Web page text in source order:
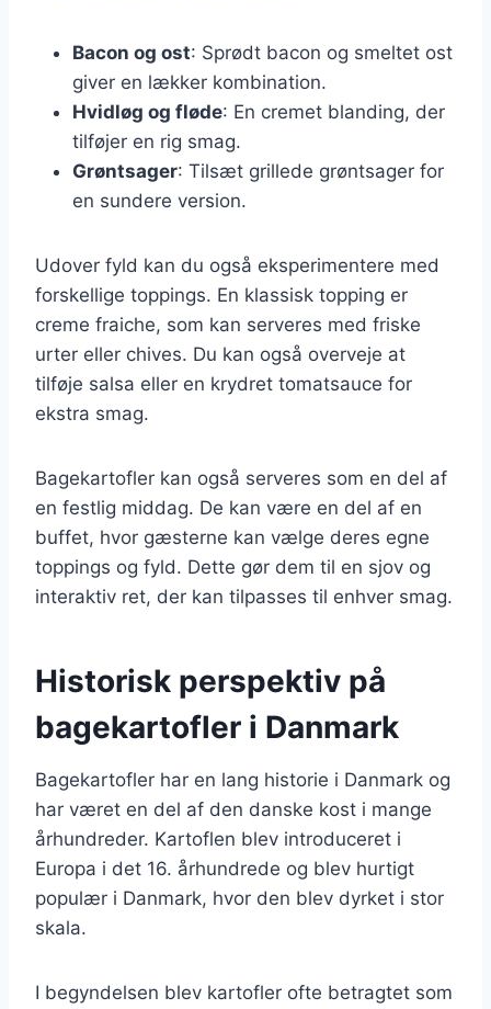
Bacon og ost: Sprødt bacon og smeltet ost
giver en lækker kombination.
Hvidløg og fløde: En cremet blanding, der
tilføjer en rig smag.
Grøntsager: Tilsæt grillede grøntsager for
en sundere version.
Udover fyld kan du også eksperimentere med
forskellige toppings. En klassisk topping er
creme fraiche, som kan serveres med friske
urter eller chives. Du kan også overveje at
tilføje salsa eller en krydret tomatsauce for
ekstra smag.
Bagekartofler kan også serveres som en del af
en festlig middag. De kan være en del af en
buffet, hvor gæsterne kan vælge deres egne
toppings og fyld. Dette gør dem til en sjov og
interaktiv ret, der kan tilpasses til enhver smag.
Historisk perspektiv på
bagekartofler i Danmark
Bagekartofler har en lang historie i Danmark og
har været en del af den danske kost i mange
århundreder. Kartoflen blev introduceret i
Europa i det 16. århundrede og blev hurtigt
populær i Danmark, hvor den blev dyrket i stor
skala.
I begyndelsen blev kartofler ofte betragtet som